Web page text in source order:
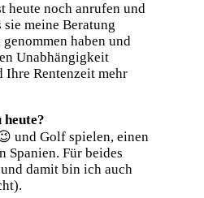
heute noch anrufen und
sie meine Beratung
haben und
Unabhängigkeit
Ihre Rentenzeit mehr
heute?
und Golf spielen, einen
Spanien. Für beides
damit bin ich auch